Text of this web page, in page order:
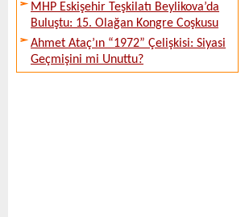
MHP Eskişehir Teşkilatı Beylikova’da
Buluştu: 15. Olağan Kongre Coşkusu
Ahmet Ataç’ın “1972” Çelişkisi: Siyasi
Geçmişini mi Unuttu?